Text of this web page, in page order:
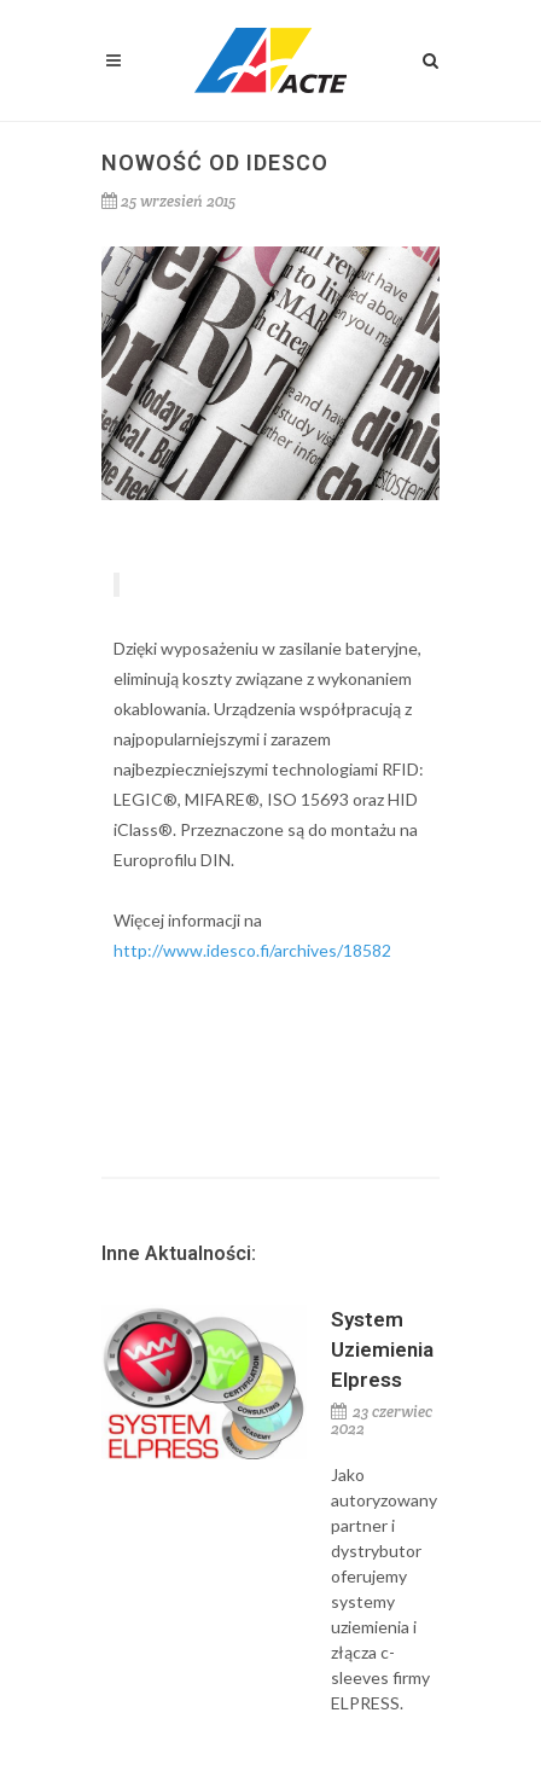
NOWOŚĆ OD IDESCO
25 wrzesień 2015
Dzięki wyposażeniu w zasilanie bateryjne,
eliminują koszty związane z wykonaniem
okablowania. Urządzenia współpracują z
najpopularniejszymi i zarazem
najbezpieczniejszymi technologiami RFID:
LEGIC®, MIFARE®, ISO 15693 oraz HID
iClass®. Przeznaczone są do montażu na
Europrofilu DIN.
Więcej informacji na
http://www.idesco.fi/archives/18582
Inne Aktualności:
System
Uziemienia
Elpress
23 czerwiec
2022
Jako
autoryzowany
partner i
dystrybutor
oferujemy
systemy
uziemienia i
złącza c-
sleeves firmy
ELPRESS.